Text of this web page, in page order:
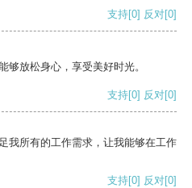
支持[0] 反对[0]
够放松身心，享受美好时光。
支持[0] 反对[0]
我所有的工作需求，让我能够在工作
支持[0] 反对[0]